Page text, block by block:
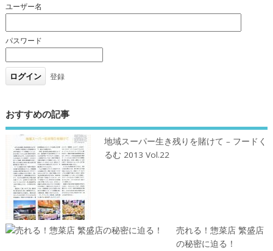
ユーザー名
パスワード
登録
おすすめの記事
地域スーパー生き残りを賭けて – フードく
るむ 2013 Vol.22
売れる！惣菜店 繁盛店
の秘密に迫る！